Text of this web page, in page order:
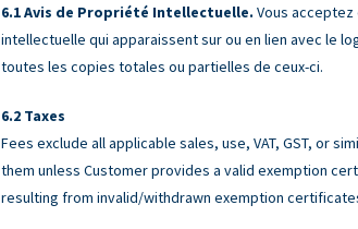
Avis de Propriété Intellectuelle. Vous
intellectuelle qui apparaissent sur ou en lien avec le
toutes les copies totales ou partielles de ceux-ci.
Taxes
Fees exclude all applicable sales, use, VAT, GST, or
them unless Customer provides a valid exemption
resulting from invalid/withdrawn exemption